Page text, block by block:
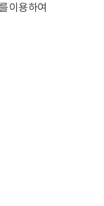
이용하여